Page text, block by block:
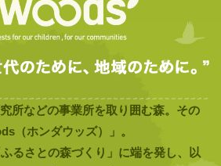
所などの事業所を取り囲む森。 その
（ホンダウッズ）
」。
るさとの森づくり」に端を発し、
以